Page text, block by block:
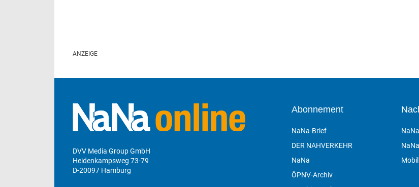
DVV Media Group GmbH
Heidenkampsweg 73-79
D-20097 Hamburg
Abonnement
NaNa-Brief
DER NAHVERKEHR
NaNa
ÖPNV-Archiv
NaNa